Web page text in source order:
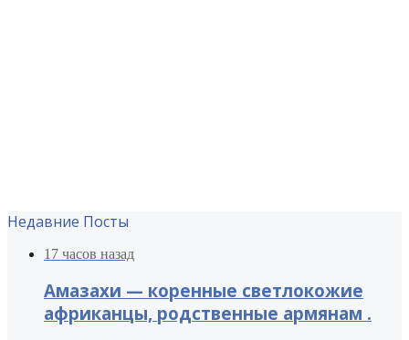
Недавние Посты
17 часов назад
Амазахи — коренные светлокожие
африканцы, родственные армянам .